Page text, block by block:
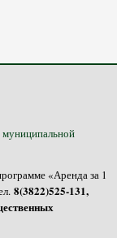
муниципальной
«Аренда за 1
8(3822)525-131,